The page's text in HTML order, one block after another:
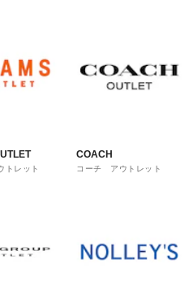
トレット
COACH
コーチ アウトレット